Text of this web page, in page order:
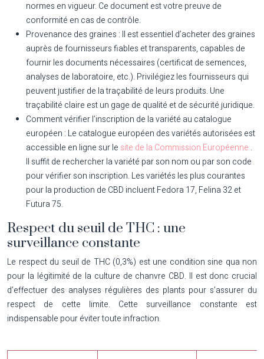
normes en vigueur. Ce document est votre preuve de
conformité en cas de contrôle.
Provenance des graines : Il est essentiel d’acheter des graines
auprès de fournisseurs fiables et transparents, capables de
fournir les documents nécessaires (certificat de semences,
analyses de laboratoire, etc.). Privilégiez les fournisseurs qui
peuvent justifier de la traçabilité de leurs produits. Une
traçabilité claire est un gage de qualité et de sécurité juridique.
Comment vérifier l’inscription de la variété au catalogue
européen : Le catalogue européen des variétés autorisées est
accessible en ligne sur le site de la Commission Européenne .
Il suffit de rechercher la variété par son nom ou par son code
pour vérifier son inscription. Les variétés les plus courantes
pour la production de CBD incluent Fedora 17, Felina 32 et
Futura 75.
Respect du seuil de THC : une
surveillance constante
Le respect du seuil de THC (0,3%) est une condition sine qua non
pour la légitimité de la culture de chanvre CBD. Il est donc crucial
d’effectuer des analyses régulières des plants pour s’assurer du
respect de cette limite. Cette surveillance constante est
indispensable pour éviter toute infraction.